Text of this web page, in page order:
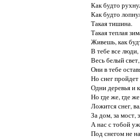
Как будто
Как будто
Такая тишина.
Такая теплая
Живешь, как
В тебе все люди,
Весь белый
Они в тебе
Но снег пройдет
Одни деревья и
Но где же, где
Ложится снег,
За дом, за мост,
А нас с тобой
Под снегом не